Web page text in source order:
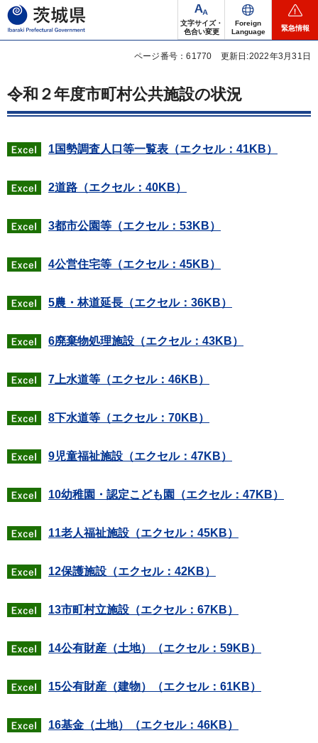
茨城県
文字サイズ・
色合い変更
Foreign
Language
緊急情報
ページ番号：61770 更新日:2022年3月31日
令和２年度市町村公共施設の状況
1国勢調査人口等一覧表（エクセル：41KB）
2道路（エクセル：40KB）
3都市公園等（エクセル：53KB）
4公営住宅等（エクセル：45KB）
5農・林道延長（エクセル：36KB）
6廃棄物処理施設（エクセル：43KB）
7上水道等（エクセル：46KB）
8下水道等（エクセル：70KB）
9児童福祉施設（エクセル：47KB）
10幼稚園・認定こども園（エクセル：47KB）
11老人福祉施設（エクセル：45KB）
12保護施設（エクセル：42KB）
13市町村立施設（エクセル：67KB）
14公有財産（土地）（エクセル：59KB）
15公有財産（建物）（エクセル：61KB）
16基金（土地）（エクセル：46KB）